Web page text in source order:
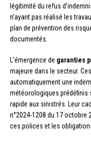
légitimité du refus
n’ayant pas réalisé les
plan de prévention des
documentés.
L’émergence de garanties
majeure dans le secteur.
automatiquement une
météorologiques
rapide aux sinistrés. Leur
n°2024-1208 du 17 octobre
ces polices et les